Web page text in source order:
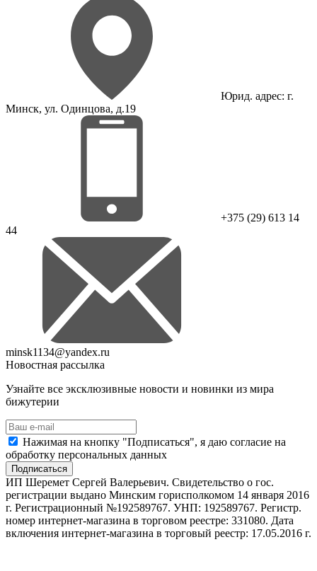
Юрид. адрес: г.
Минск, ул. Одинцова, д.19
+375 (29) 613 14
44
minsk1134@yandex.ru
Новостная рассылка
Узнайте все эксклюзивные новости и новинки из мира
бижутерии
Нажимая на кнопку "Подписаться", я даю согласие на
обработку персональных данных
Подписаться
ИП Шеремет Сергей Валерьевич. Свидетельство о гос.
регистрации выдано Минским горисполкомом 14 января 2016
г. Регистрационный №192589767. УНП: 192589767. Регистр.
номер интернет-магазина в торговом реестре: 331080. Дата
включения интернет-магазина в торговый реестр: 17.05.2016 г.